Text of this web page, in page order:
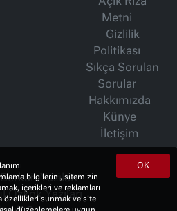
Metni
Gizlilik
Politikası
Sıkça Sorulan
Sorular
Hakkımızda
Künye
İletişim
Yazıları
Özkök Yazıları
OK
bilgilerini, sitemizin
içerikleri ve reklamları
özellikleri sunmak ve site